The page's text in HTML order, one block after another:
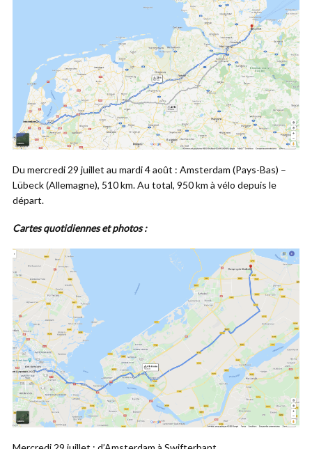
Du mercredi 29 juillet au mardi 4 août : Amsterdam (Pays-Bas) –
Lübeck (Allemagne), 510 km. Au total, 950 km à vélo depuis le
départ.
Cartes quotidiennes et photos :